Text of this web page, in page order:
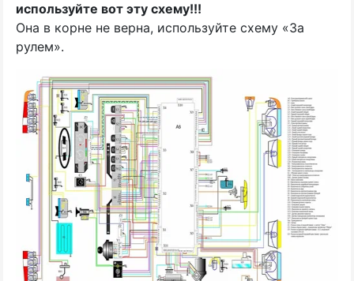
используйте вот эту схему!!!
Она в корне не верна, используйте схему «За
рулем».